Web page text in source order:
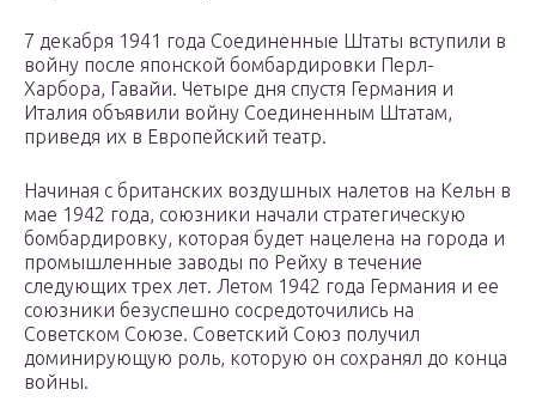
7 декабря 1941 года Соединенные Штаты вступили в
войну после японской бомбардировки Перл-
Харбора, Гавайи. Четыре дня спустя Германия и
Италия объявили войну Соединенным Штатам,
приведя их в Европейский театр.
Начиная с британских воздушных налетов на Кельн в
мае 1942 года, союзники начали стратегическую
бомбардировку, которая будет нацелена на города и
промышленные заводы по Рейху в течение
следующих трех лет. Летом 1942 года Германия и ее
союзники безуспешно сосредоточились на
Советском Союзе. Советский Союз получил
доминирующую роль, которую он сохранял до конца
войны.